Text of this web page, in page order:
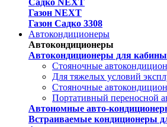
Садко NEXT
Газон NEXT
Газон Садко 3308
Автокондиционеры
Автокондиционеры
Автокондиционеры для
Стояночные
Для тяжелых условий
Стояночные
Портативный переносной
Автономные авто-
Встраиваемые кондиционеры